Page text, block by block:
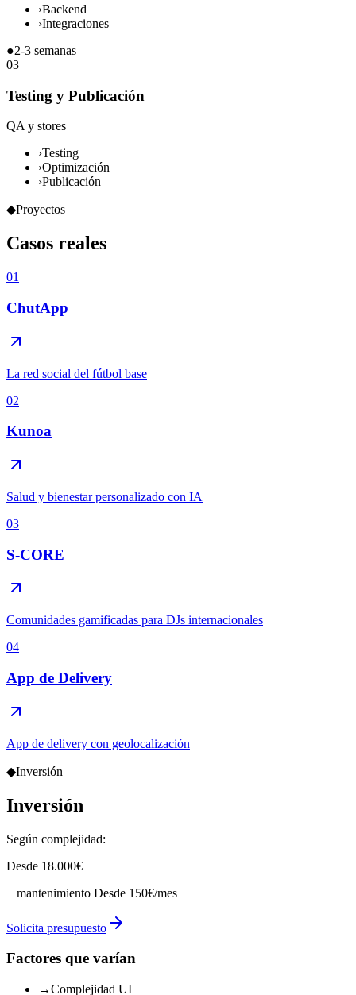
›Backend
›Integraciones
●2-3 semanas
03
Testing y Publicación
QA y stores
›Testing
›Optimización
›Publicación
◆Proyectos
Casos reales
01
ChutApp
La red social del fútbol base
02
Kunoa
Salud y bienestar personalizado con IA
03
S-CORE
Comunidades gamificadas para DJs internacionales
04
App de Delivery
App de delivery con geolocalización
◆Inversión
Inversión
Según complejidad:
Desde 18.000€
+ mantenimiento Desde 150€/mes
Solicita presupuesto
Factores que varían
→Complejidad UI